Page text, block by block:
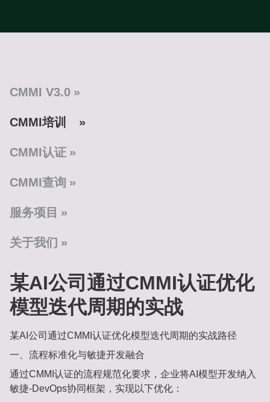
CMMI V3.0
CMMI培训
CMMI认证
CMMI查询
服务项目
关于我们
某AI公司通过CMMI认证优化
模型迭代周期的实战
某AI公司通过CMMI认证优化模型迭代周期的实战路径
一、‌流程标准化与敏捷开发融合‌
通过CMMI认证的流程规范化要求，企业将AI模型开发纳入‌
敏捷-DevOps协同框架‌，实现以下优化：